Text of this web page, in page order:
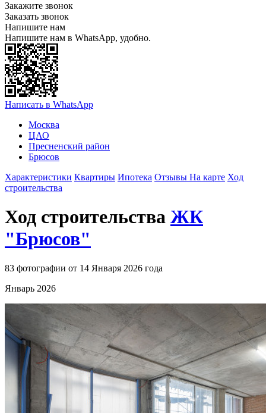
Закажите звонок
Заказать звонок
Напишите нам
Напишите нам в WhatsApp, удобно.
Написать в WhatsApp
Москва
ЦАО
Пресненский район
Брюсов
Характеристики Квартиры Ипотека Отзывы На карте Ход
строительства
Ход строительства ЖК
"Брюсов"
83 фотографии от 14 Января 2026 года
Январь 2026